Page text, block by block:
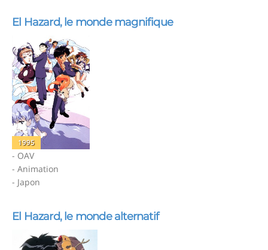
El Hazard, le monde magnifique
1995
- OAV
- Animation
- Japon
El Hazard, le monde alternatif